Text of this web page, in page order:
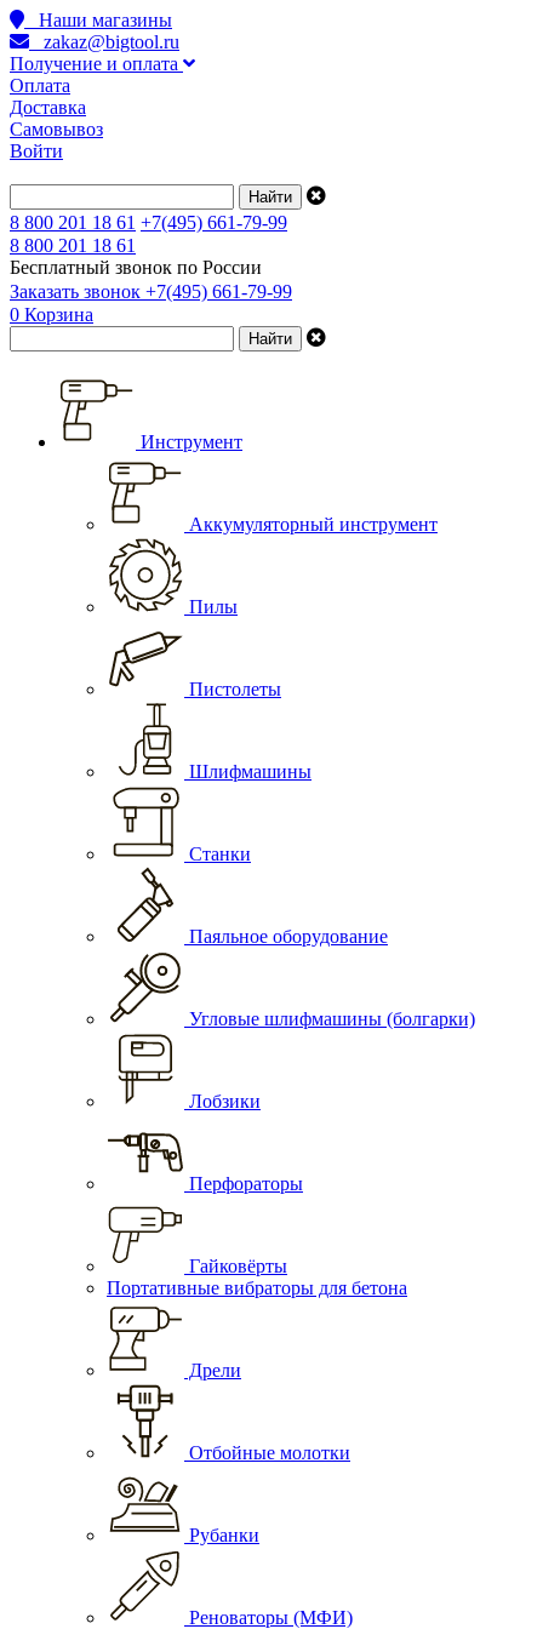
Наши магазины
zakaz@bigtool.ru
Получение и оплата
Оплата
Доставка
Самовывоз
Войти
8 800 201 18 61 +7(495) 661-79-99
8 800 201 18 61
Бесплатный звонок по России
Заказать звонок +7(495) 661-79-99
0 Корзина
Инструмент
Аккумуляторный инструмент
Пилы
Пистолеты
Шлифмашины
Станки
Паяльное оборудование
Угловые шлифмашины (болгарки)
Лобзики
Перфораторы
Гайковёрты
Портативные вибраторы для бетона
Дрели
Отбойные молотки
Рубанки
Реноваторы (МФИ)